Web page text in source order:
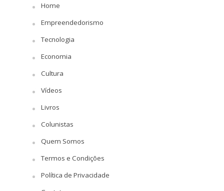
Home
Empreendedorismo
Tecnologia
Economia
Cultura
Vídeos
Livros
Colunistas
Quem Somos
Termos e Condições
Política de Privacidade